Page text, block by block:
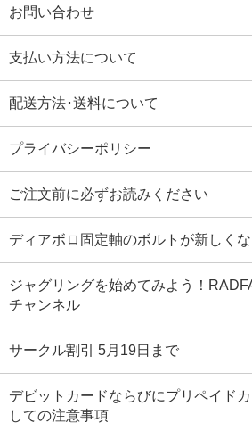
お問い合わせ
支払い方法について
配送方法･送料について
プライバシーポリシー
ご注文前に必ずお読みください
ディアボロ固定軸のボルトが新しく
ジャグリングを始めてみよう！
チャンネル
サークル割引 5月19日まで
デビットカードならびにプリペイド
しての注意事項